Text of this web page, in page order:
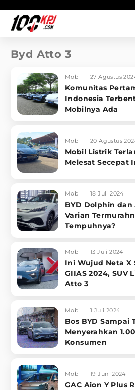
Byd Atto 3
Mobil 27 Agustus
Komunitas
Indonesia
Mobilnya Ada
Mobil 20 Agustus
Mobil Listrik
Melesat Secepat
Mobil 18 Juli 2024
BYD Dolphin
Varian
Tempuhnya?
Mobil 13 Juli 2024
Ini Wujud Neta X
GIIAS 2024, SUV
Atto 3
Mobil 1 Juli 2024
Bos BYD Sampai
Menyerahkan
Konsumen
Mobil 19 Juni 2024
GAC Aion Y Plus